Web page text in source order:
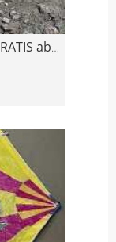
Kajak-Einer - Inklusiv Paddel. GRATIS abzugeben.